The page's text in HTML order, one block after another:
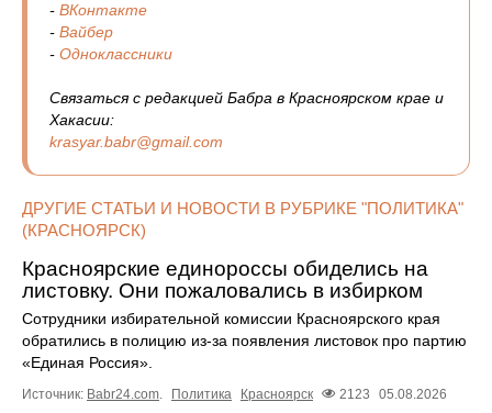
- ВКонтакте
- Вайбер
- Одноклассники
Связаться с редакцией Бабра в Красноярском крае и
Хакасии:
krasyar.babr@gmail.com
ДРУГИЕ СТАТЬИ И НОВОСТИ В РУБРИКЕ "ПОЛИТИКА"
(КРАСНОЯРСК)
Красноярские единороссы обиделись на
листовку. Они пожаловались в избирком
Сотрудники избирательной комиссии Красноярского края
обратились в полицию из-за появления листовок про партию
«Единая Россия».
Источник: Babr24.com. Политика Красноярск 2123 05.08.2026